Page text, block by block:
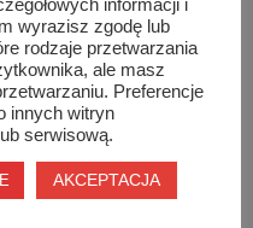
informacji i
wyrazisz zgodę lub
rodzaje przetwarzania
ale masz
Preferencje
innych witryn
serwisową.
AKCEPTACJA